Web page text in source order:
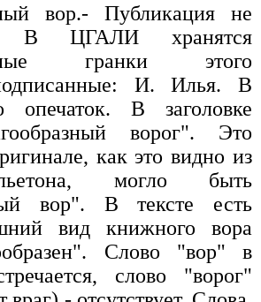
вор.- Публикация не
В ЦГАЛИ хранятся
гранки этого
И. Илья. В
опечаток. В заголовке
ворог". Это
как это видно из
могло быть
вор". В тексте есть
вид книжного вора
Слово "вор" в
слово "ворог"